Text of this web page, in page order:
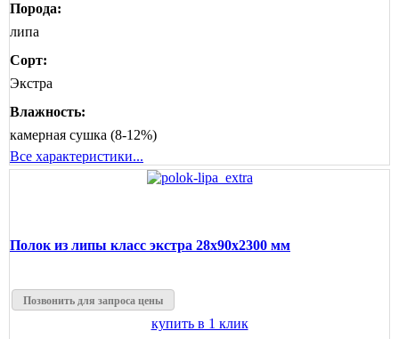
Порода:
липа
Сорт:
Экстра
Влажность:
камерная сушка (8-12%)
Все характеристики...
Полок из липы класс экстра 28x90x2300 мм
Позвонить для запроса цены
купить в 1 клик